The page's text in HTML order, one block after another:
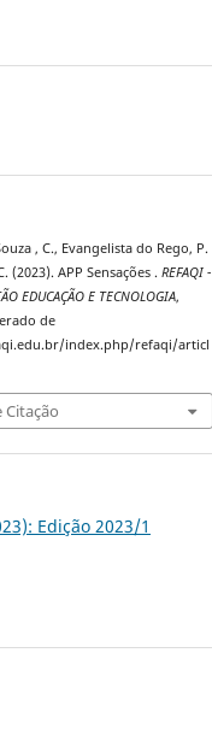
, C., Evangelista do Rego, P.
(2023). APP Sensações .REFAQI -
EDUCAÇÃO E TECNOLOGIA,
de
index.php/refaqi/articl
Citação
Edição 2023/1